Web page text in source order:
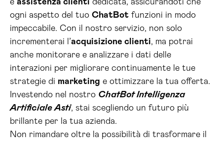
e assistenza clienti dedicata, assicurandoti che
ogni aspetto del tuo ChatBot funzioni in modo
impeccabile. Con il nostro servizio, non solo
incrementerai l’acquisizione clienti, ma potrai
anche monitorare e analizzare i dati delle
interazioni per migliorare continuamente le tue
strategie di marketing e ottimizzare la tua offerta.
Investendo nel nostro ChatBot Intelligenza
Artificiale Asti, stai scegliendo un futuro più
brillante per la tua azienda.
Non rimandare oltre la possibilità di trasformare il